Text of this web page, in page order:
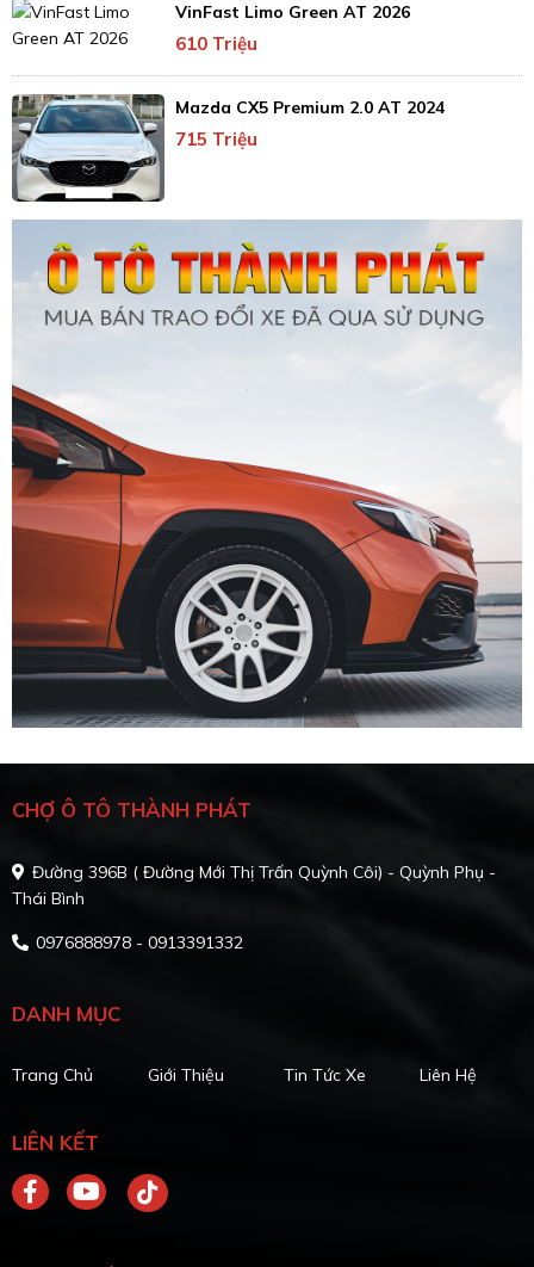
VinFast Limo Green AT 2026
610 Triệu
Mazda CX5 Premium 2.0 AT 2024
715 Triệu
CHỢ Ô TÔ THÀNH PHÁT
Đường 396B ( Đường Mới Thị Trấn Quỳnh Côi) - Quỳnh Phụ -
Thái Bình
0976888978 - 0913391332
DANH MỤC
Trang Chủ Giới Thiệu Tin Tức Xe Liên Hệ
LIÊN KẾT